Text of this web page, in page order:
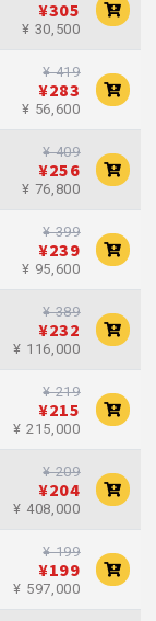
¥305
¥ 30,500
¥ 419
¥283
¥ 56,600
¥ 409
¥256
¥ 76,800
¥ 399
¥239
¥ 95,600
¥ 389
¥232
¥ 116,000
¥ 219
¥215
¥ 215,000
¥ 209
¥204
¥ 408,000
¥ 199
¥199
¥ 597,000